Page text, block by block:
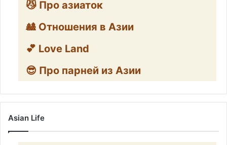
😼 Про азиаток
🎎 Отношения в Азии
💕 Love Land
😎 Про парней из Азии
Asian Life